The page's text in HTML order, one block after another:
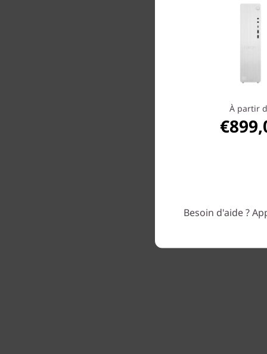
À partir
Besoin d'aide ?